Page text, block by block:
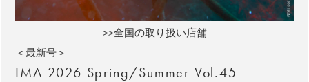
>>全国の取り扱い店舗
＜最新号＞
IMA 2026 Spring/Summer Vol.45